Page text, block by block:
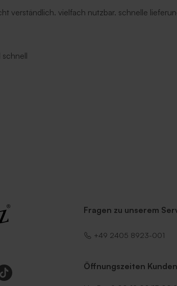
verständlich. vielfach nutzbar. schnelle
schnell
Fragen zu unserem
+49 2405 8923-001
Öffnungszeiten